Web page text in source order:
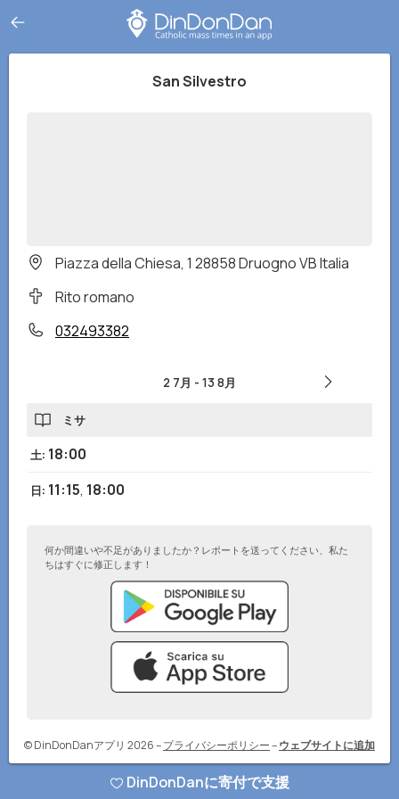
San Silvestro
Piazza della Chiesa, 1 28858 Druogno VB Italia
Rito romano
032493382
2 7月 - 13 8月
ミサ
土: 18:00
日: 11:15, 18:00
何か間違いや不足がありましたか？レポートを送ってください、私た
ちはすぐに修正します！
© DinDonDanアプリ 2026–プライバシーポリシー–ウェブサイトに追加
DinDonDanに寄付で支援